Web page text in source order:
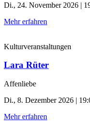
Di., 24. November 2026 |
Mehr erfahren
Kulturveranstaltungen
Lara Rüter
Affenliebe
Di., 8. Dezember 2026 |
Mehr erfahren